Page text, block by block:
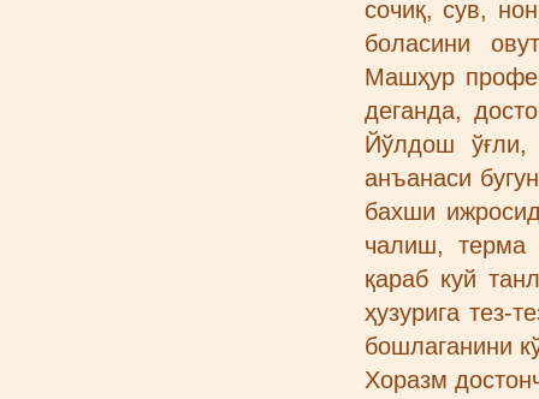
сочиқ, сув,
боласини
Машҳур
деганда,
Йўлдош
анъанаси
бахши
чалиш, терма
қараб куй
ҳузурига тез-
бошлаганини
Хоразм